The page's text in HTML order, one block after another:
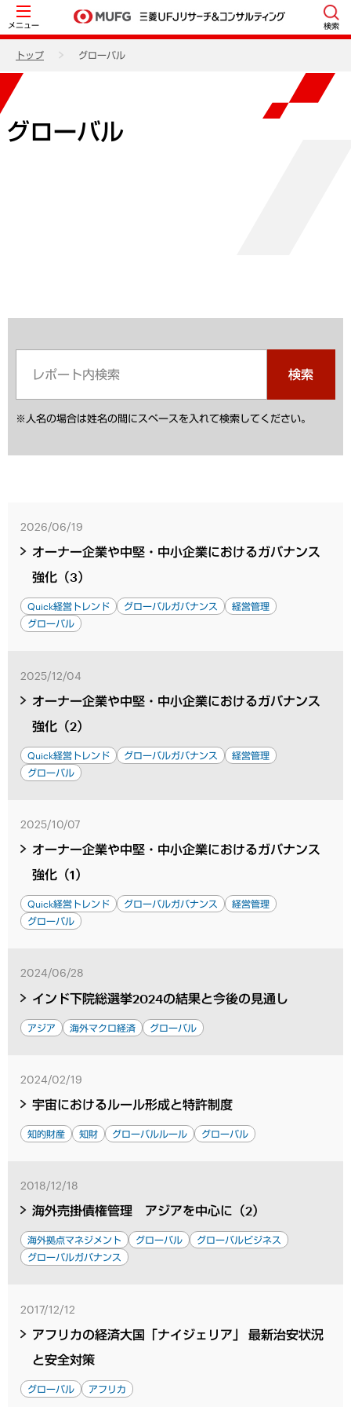
メニュー 検索
トップ グローバル
グローバル
検索
※人名の場合は姓名の間にスペースを入れて検索してください。
2026/06/19
オーナー企業や中堅・中小企業におけるガバナンス
強化（3）
Quick経営トレンド グローバルガバナンス
経営管理
グローバル
2025/12/04
オーナー企業や中堅・中小企業におけるガバナンス
強化（2）
Quick経営トレンド グローバルガバナンス
経営管理
グローバル
2025/10/07
オーナー企業や中堅・中小企業におけるガバナンス
強化（1）
Quick経営トレンド グローバルガバナンス
経営管理
グローバル
2024/06/28
インド下院総選挙2024の結果と今後の見通し
アジア 海外マクロ経済 グローバル
2024/02/19
宇宙におけるルール形成と特許制度
知的財産 知財 グローバルルール グローバル
2018/12/18
海外売掛債権管理 アジアを中心に（2）
海外拠点マネジメント グローバル
グローバルビジネス
グローバルガバナンス
2017/12/12
アフリカの経済大国「ナイジェリア」 最新治安状況
と安全対策
グローバル アフリカ